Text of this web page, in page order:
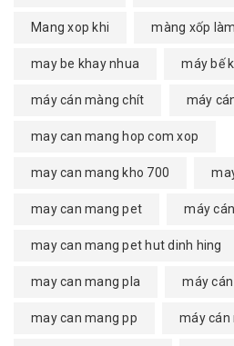
Mang xop khi màng xốp
may be khay nhua máy bế
máy cán màng chít máy
may can mang hop com xop
may can mang kho 700
may can mang pet máy
may can mang pet hut dinh hing
may can mang pla máy
may can mang pp máy cán